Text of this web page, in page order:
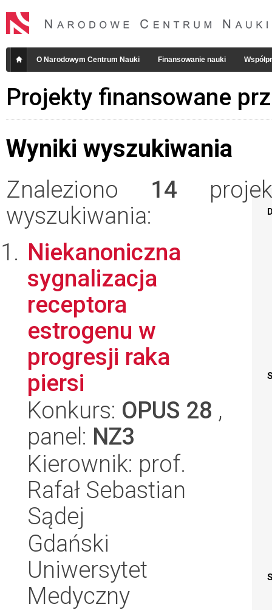
O Narodowym Centrum Nauki Finansowanie nauki
Projekty finansowane
Wyniki wyszukiwania
Znaleziono 14
wyszukiwania:
Niekanoniczna
sygnalizacja
receptora
estrogenu w
progresji raka
piersi
Konkurs: OPUS 28 ,
panel: NZ3
Kierownik: prof.
Rafał Sebastian
Sądej
Gdański
Uniwersytet
Medyczny